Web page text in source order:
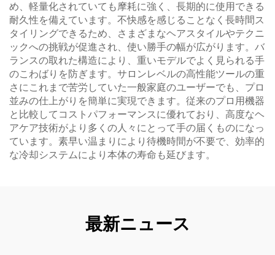
め、軽量化されていても摩耗に強く、長期的に使用できる
耐久性を備えています。不快感を感じることなく長時間ス
タイリングできるため、さまざまなヘアスタイルやテクニ
ックへの挑戦が促進され、使い勝手の幅が広がります。バ
ランスの取れた構造により、重いモデルでよく見られる手
のこわばりを防ぎます。サロンレベルの高性能ツールの重
さにこれまで苦労していた一般家庭のユーザーでも、プロ
並みの仕上がりを簡単に実現できます。従来のプロ用機器
と比較してコストパフォーマンスに優れており、高度なヘ
アケア技術がより多くの人々にとって手の届くものになっ
ています。素早い温まりにより待機時間が不要で、効率的
な冷却システムにより本体の寿命も延びます。
最新ニュース